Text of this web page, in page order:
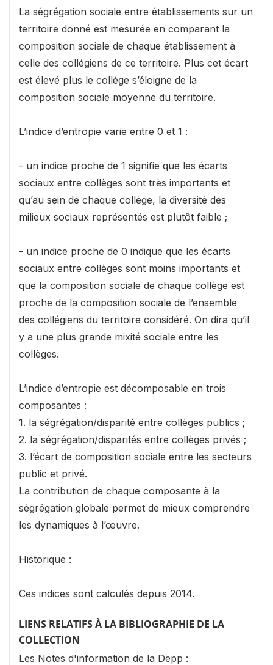
La ségrégation sociale entre établissements sur un
territoire donné est mesurée en comparant la
composition sociale de chaque établissement à
celle des collégiens de ce territoire. Plus cet écart
est élevé plus le collège s’éloigne de la
composition sociale moyenne du territoire.
L’indice d’entropie varie entre 0 et 1 :
- un indice proche de 1 signifie que les écarts
sociaux entre collèges sont très importants et
qu’au sein de chaque collège, la diversité des
milieux sociaux représentés est plutôt faible ;
- un indice proche de 0 indique que les écarts
sociaux entre collèges sont moins importants et
que la composition sociale de chaque collège est
proche de la composition sociale de l’ensemble
des collégiens du territoire considéré. On dira qu’il
y a une plus grande mixité sociale entre les
collèges.
L’indice d’entropie est décomposable en trois
composantes :
1. la ségrégation/disparité entre collèges publics ;
2. la ségrégation/disparités entre collèges privés ;
3. l’écart de composition sociale entre les secteurs
public et privé.
La contribution de chaque composante à la
ségrégation globale permet de mieux comprendre
les dynamiques à l’œuvre.
Historique :
Ces indices sont calculés depuis 2014.
LIENS RELATIFS À LA BIBLIOGRAPHIE DE LA
COLLECTION
Les Notes d'information de la Depp :